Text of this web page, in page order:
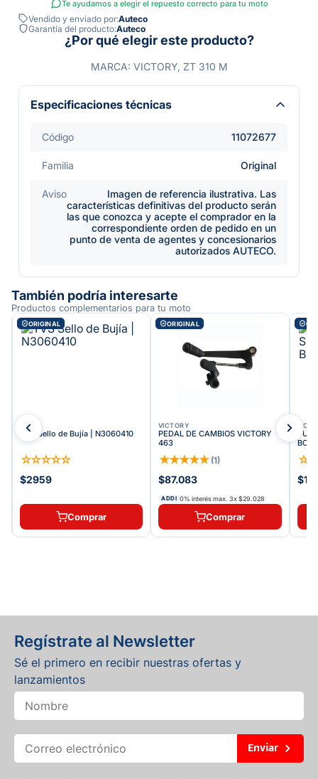
Te ayudamos a elegir el repuesto correcto para tu moto
Vendido y enviado por:Auteco
Garantía del producto:Auteco
¿Por qué elegir este producto?
MARCA: VICTORY, ZT 310 M
Especificaciones técnicas
Código 11072677
Familia Original
Aviso
Imagen de referencia ilustrativa. Las
características definitivas del producto serán
las que conozca y acepte el comprador en la
correspondiente orden de pedido en un
punto de venta de agentes y concesionarios
autorizados AUTECO.
También podría interesarte
Productos complementarios para tu moto
ORIGINAL
TVS
TVS Sello de Bujía | N3060410
☆☆☆☆☆
$2959
Comprar
ORIGINAL
VICTORY
PEDAL DE CAMBIOS VICTORY
463
★★★★★ (1)
$87.083
ADDI 0% interés max.3x$29.028
Comprar
☆
Regístrate al Newsletter
Sé el primero en recibir nuestras ofertas y
lanzamientos
Enviar